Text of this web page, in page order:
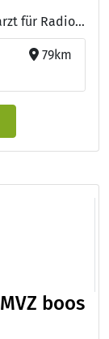
Ärzte: Dr. med. univ. Emil Cordier, Facharzt für Radiologie
79km
boos